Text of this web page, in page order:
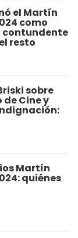
el Martín
como
contundente
resto
sobre
de Cine y
Martín
quiénes